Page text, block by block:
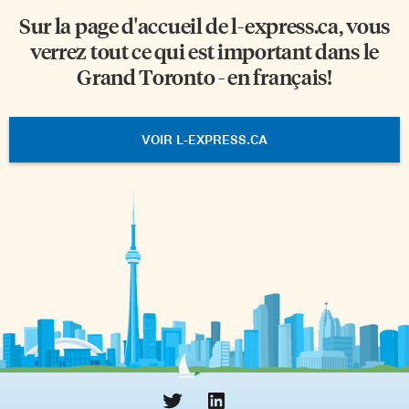
Sur la page d'accueil del-express.ca, vous
verrez tout ce qui est important dans le
Grand Toronto - en français!
VOIR L-EXPRESS.CA